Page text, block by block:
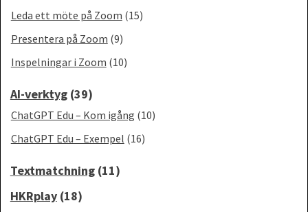
Leda ett möte på Zoom (15)
Presentera på Zoom (9)
Inspelningar i Zoom (10)
AI-verktyg(39)
ChatGPT Edu – Kom igång (10)
ChatGPT Edu – Exempel (16)
Textmatchning(11)
HKRplay(18)